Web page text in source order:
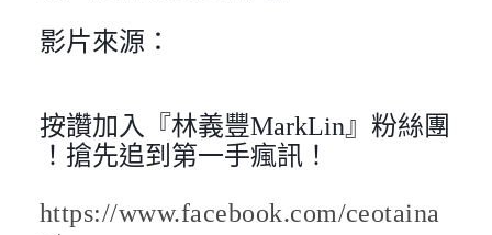
影片來源：
按讚加入『林義豐MarkLin』粉絲團
！搶先追到第一手瘋訊！
https://www.facebook.com/ceotaina